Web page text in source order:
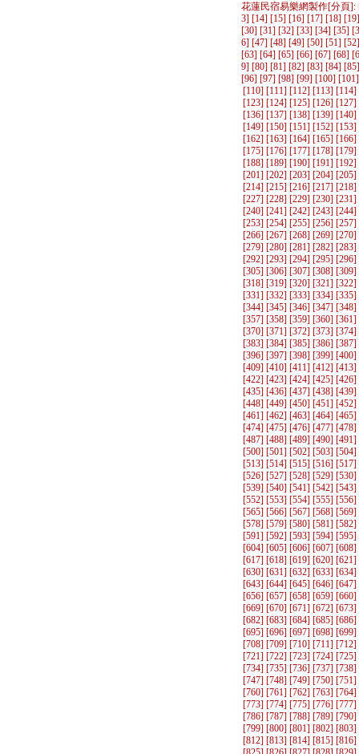
花蓮民宿易樂網製作[分頁]:
3] [14] [15] [16] [17] [18] [19
[30] [31] [32] [33] [34] [35] [
6] [47] [48] [49] [50] [51] [52
[63] [64] [65] [66] [67] [68] [
9] [80] [81] [82] [83] [84] [85
[96] [97] [98] [99] [100] [101
[110] [111] [112] [113] [114]
[123] [124] [125] [126] [127]
[136] [137] [138] [139] [140]
[149] [150] [151] [152] [153]
[162] [163] [164] [165] [166]
[175] [176] [177] [178] [179]
[188] [189] [190] [191] [192]
[201] [202] [203] [204] [205]
[214] [215] [216] [217] [218]
[227] [228] [229] [230] [231]
[240] [241] [242] [243] [244]
[253] [254] [255] [256] [257]
[266] [267] [268] [269] [270]
[279] [280] [281] [282] [283]
[292] [293] [294] [295] [296]
[305] [306] [307] [308] [309]
[318] [319] [320] [321] [322]
[331] [332] [333] [334] [335]
[344] [345] [346] [347] [348]
[357] [358] [359] [360] [361]
[370] [371] [372] [373] [374]
[383] [384] [385] [386] [387]
[396] [397] [398] [399] [400]
[409] [410] [411] [412] [413]
[422] [423] [424] [425] [426]
[435] [436] [437] [438] [439]
[448] [449] [450] [451] [452]
[461] [462] [463] [464] [465]
[474] [475] [476] [477] [478]
[487] [488] [489] [490] [491]
[500] [501] [502] [503] [504]
[513] [514] [515] [516] [517]
[526] [527] [528] [529] [530]
[539] [540] [541] [542] [543]
[552] [553] [554] [555] [556]
[565] [566] [567] [568] [569]
[578] [579] [580] [581] [582]
[591] [592] [593] [594] [595]
[604] [605] [606] [607] [608]
[617] [618] [619] [620] [621]
[630] [631] [632] [633] [634]
[643] [644] [645] [646] [647]
[656] [657] [658] [659] [660]
[669] [670] [671] [672] [673]
[682] [683] [684] [685] [686]
[695] [696] [697] [698] [699]
[708] [709] [710] [711] [712]
[721] [722] [723] [724] [725]
[734] [735] [736] [737] [738]
[747] [748] [749] [750] [751]
[760] [761] [762] [763] [764]
[773] [774] [775] [776] [777]
[786] [787] [788] [789] [790]
[799] [800] [801] [802] [803]
[812] [813] [814] [815] [816]